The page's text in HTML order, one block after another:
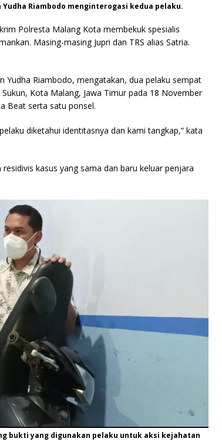
Riambodo menginterogasi kedua pelaku.
Polresta Malang Kota membekuk spesialis
Masing-masing Jupri dan TRS alias Satria.
Riambodo, mengatakan, dua pelaku sempat
Kota Malang, Jawa Timur pada 18 November
Beat serta satu ponsel.
diketahui identitasnya dan kami tangkap,” kata
kasus yang sama dan baru keluar penjara
bukti yang digunakan pelaku untuk aksi kejahatan